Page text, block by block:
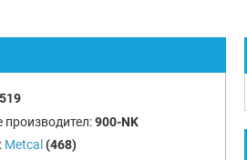
900-NK
Metcal (468)